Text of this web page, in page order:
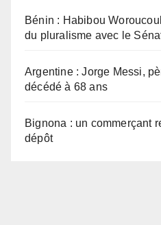
Bénin : Habibou
du pluralisme avec le
Argentine : Jorge Messi,
décédé à 68 ans
Bignona : un commerçant
dépôt